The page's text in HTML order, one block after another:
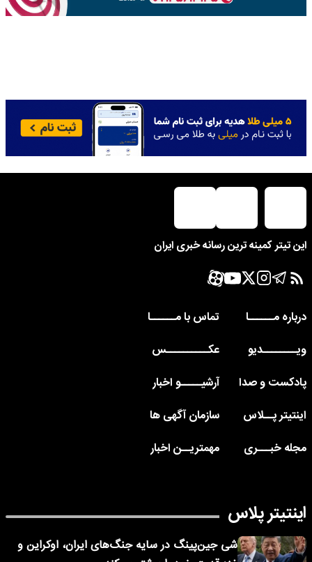
این تیتر کمینه ترین رسانه خبری ایران
درباره مــــــا
تماس با مــــــا
ویــــــــدیو
عکــــــــــس
پادکست و صدا
آرشیـــــو اخبار
اینتیتر پــلاس
سازمان آگهی ها
مجله خبـــری
مهمتریــن اخبار
اینتیتر پلاس
شی جین‌پینگ در سایه جنگ‌های ایران، اوکراین و